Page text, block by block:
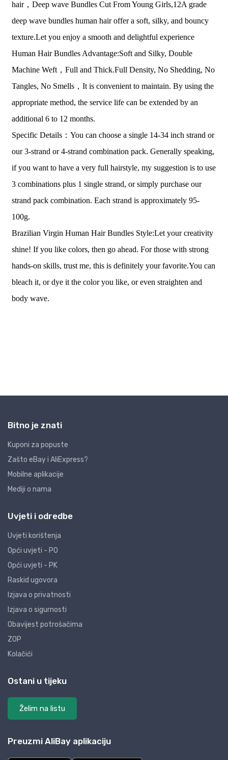
Bitno je znati
Kuponi za popuste
Zašto eBay i AliExpress?
Mobilne aplikacije
Mediji o nama
Uvjeti i odredbe
Uvjeti korištenja
Opći uvjeti - PO
Opći uvjeti - PK
Raskid ugovora
Izjava o privatnosti
Izjava o sigurnosti
Obavijest potrošačima
ZOP
Kolačići
Ostani u tijeku
Želim na listu
Preuzmi AliBay aplikaciju